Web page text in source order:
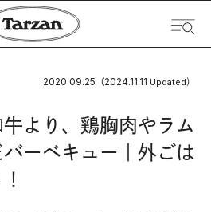
2020.09.25 （2024.11.11 Updated）
牛より、鶏胸肉やラム
ーベキュー｜外ごは